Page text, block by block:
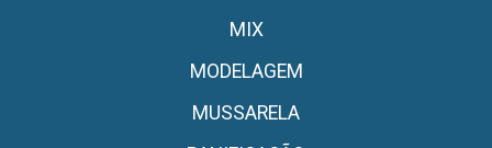
MIX
MODELAGEM
MUSSARELA